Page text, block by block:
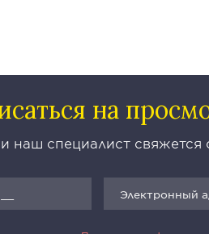
на
наш специалист